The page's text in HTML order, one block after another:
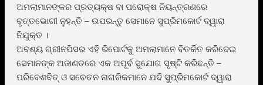
ଅମଲାମାନଙ୍କର ପ୍ରତ୍ୟକ୍ଷ ବା ପରୋକ୍ଷ ନିୟନ୍ତ୍ରଣରେ
ବୃତ୍ତଭୋଗୀ ନୁହନ୍ତି – ଉପରନ୍ତୁ ସେମାନେ ସୁପ୍ରିମକୋର୍ଟ ଦ୍ୱାରା
ନିଯୁକ୍ତ ।
ଅବଶ୍ୟ ଗ୍ରୀନପିସର ଏହି ରିପୋର୍ଟକୁ ଅମଲାମାନେ ବିତର୍କିତ କରିଦେଇ
ସେମାନଙ୍କ ଅଜାଣତରେ ଏକ ଅପୂର୍ବ ସୁଯୋଗ ସୃଷ୍ଟି କରିଛନ୍ତି –
ପରିବେଶବିତ୍ ଓ ସଚେତନ ନାଗରିକମାନେ ଯଦି ସୁପ୍ରିମକୋର୍ଟ ଦ୍ୱାରା